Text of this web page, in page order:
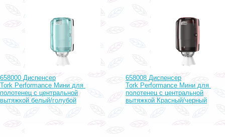
658000 Диспенсер
Tork Performance Мини для
полотенец с центральной
вытяжкой белый/голубой
658008 Диспенсер
Tork Performance Мини для
полотенец с центральной
вытяжкой Красный/черный